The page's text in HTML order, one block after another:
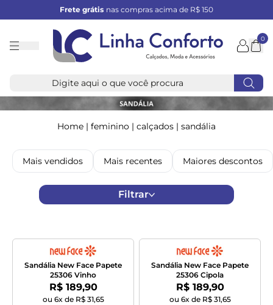
Frete grátis nas compras acima de R$ 150
Linha
0
Home | feminino | calçados | sandália
Mais vendidos Mais recentes Maiores descontos
Filtrar
Sandália New Face Papete
25306 Vinho
Por:
R$ 189,90
ou 6x de R$ 31,65
Sandália New Face Papete
25306 Cipola
Por:
R$ 189,90
ou 6x de R$ 31,65